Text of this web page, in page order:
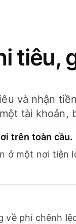
tiêu,
và nhận
tài khoản,
trên toàn cầu.
ở một nơi tiện
về phí chênh